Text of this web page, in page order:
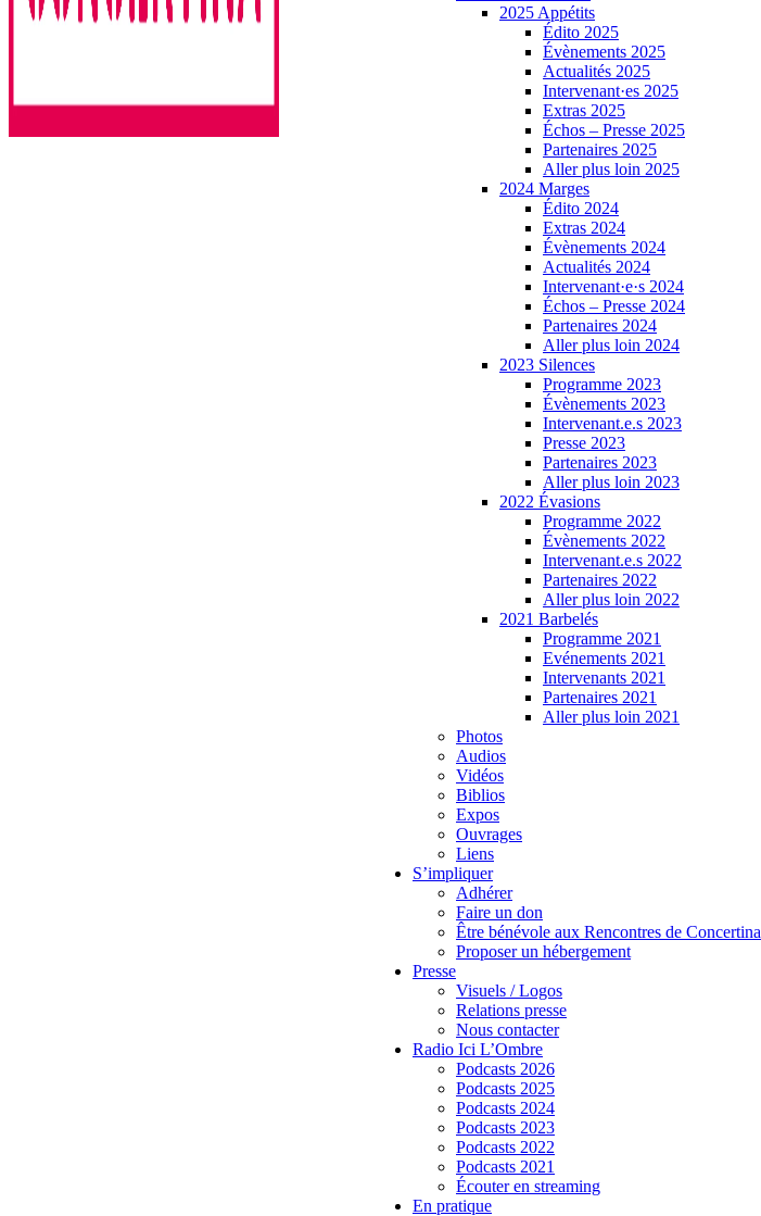
2025 Appétits
Édito 2025
Évènements 2025
Actualités 2025
Intervenant·es 2025
Extras 2025
Échos – Presse 2025
Partenaires 2025
Aller plus loin 2025
2024 Marges
Édito 2024
Extras 2024
Évènements 2024
Actualités 2024
Intervenant·e·s 2024
Échos – Presse 2024
Partenaires 2024
Aller plus loin 2024
2023 Silences
Programme 2023
Évènements 2023
Intervenant.e.s 2023
Presse 2023
Partenaires 2023
Aller plus loin 2023
2022 Évasions
Programme 2022
Évènements 2022
Intervenant.e.s 2022
Partenaires 2022
Aller plus loin 2022
2021 Barbelés
Programme 2021
Evénements 2021
Intervenants 2021
Partenaires 2021
Aller plus loin 2021
Photos
Audios
Vidéos
Biblios
Expos
Ouvrages
Liens
S’impliquer
Adhérer
Faire un don
Être bénévole aux Rencontres de Concertina
Proposer un hébergement
Presse
Visuels / Logos
Relations presse
Nous contacter
Radio Ici L’Ombre
Podcasts 2026
Podcasts 2025
Podcasts 2024
Podcasts 2023
Podcasts 2022
Podcasts 2021
Écouter en streaming
En pratique